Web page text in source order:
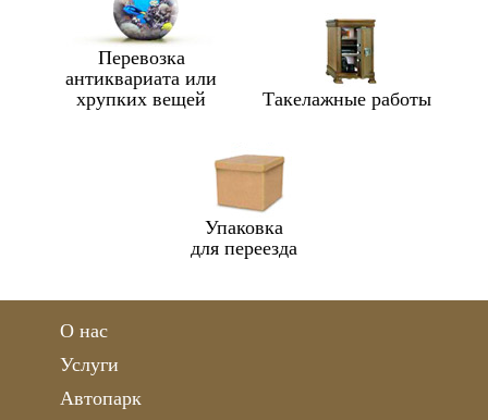
Перевозка
антиквариата или
хрупких вещей
Такелажные работы
Упаковка
для переезда
О нас
Услуги
Автопарк